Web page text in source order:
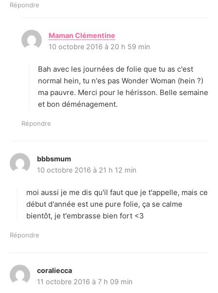
Répondre
Maman Clémentine
i
:
10 octobre 2016 à 20 h 59 min
Bah avec les journées de folie que tu as c'est
normal hein, tu n'es pas Wonder Woman (hein ?)
ma pauvre. Merci pour le hérisson. Belle semaine
et bon déménagement.
Répondre
bbbsmum
i
:
10 octobre 2016 à 21 h 12 min
moi aussi je me dis qu'il faut que je t'appelle, mais ce
début d'année est une pure folie, ça se calme
bientôt, je t'embrasse bien fort <3
Répondre
coraliecca
11 octobre 2016 à 7 h 09 min